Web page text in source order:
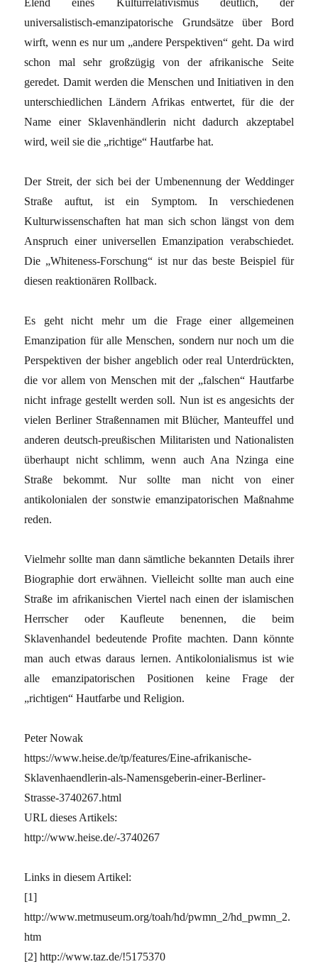
universalistisch-emanzipatorische Grundsätze über Bord
wirft, wenn es nur um „andere Perspektiven“ geht. Da wird
schon mal sehr großzügig von der afrikanische Seite
geredet. Damit werden die Menschen und Initiativen in den
unterschiedlichen Ländern Afrikas entwertet, für die der
Name einer Sklavenhändlerin nicht dadurch akzeptabel
wird, weil sie die „richtige“ Hautfarbe hat.
Der Streit, der sich bei der Umbenennung der Weddinger
Straße auftut, ist ein Symptom. In verschiedenen
Kulturwissenschaften hat man sich schon längst von dem
Anspruch einer universellen Emanzipation verabschiedet.
Die „Whiteness-Forschung“ ist nur das beste Beispiel für
diesen reaktionären Rollback.
Es geht nicht mehr um die Frage einer allgemeinen
Emanzipation für alle Menschen, sondern nur noch um die
Perspektiven der bisher angeblich oder real Unterdrückten,
die vor allem von Menschen mit der „falschen“ Hautfarbe
nicht infrage gestellt werden soll. Nun ist es angesichts der
vielen Berliner Straßennamen mit Blücher, Manteuffel und
anderen deutsch-preußischen Militaristen und Nationalisten
überhaupt nicht schlimm, wenn auch Ana Nzinga eine
Straße bekommt. Nur sollte man nicht von einer
antikolonialen der sonstwie emanzipatorischen Maßnahme
reden.
Vielmehr sollte man dann sämtliche bekannten Details ihrer
Biographie dort erwähnen. Vielleicht sollte man auch eine
Straße im afrikanischen Viertel nach einen der islamischen
Herrscher oder Kaufleute benennen, die beim
Sklavenhandel bedeutende Profite machten. Dann könnte
man auch etwas daraus lernen. Antikolonialismus ist wie
alle emanzipatorischen Positionen keine Frage der
„richtigen“ Hautfarbe und Religion.
Peter Nowak
https://www.heise.de/tp/features/Eine-afrikanische-
Sklavenhaendlerin-als-Namensgeberin-einer-Berliner-
Strasse-3740267.html
URL dieses Artikels:
http://www.heise.de/-3740267
Links in diesem Artikel:
[1]
http://www.metmuseum.org/toah/hd/pwmn_2/hd_pwmn_2.
htm
[2] http://www.taz.de/!5175370